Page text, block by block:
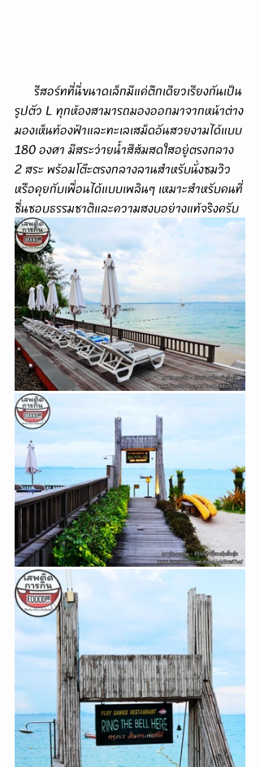
รูปตัว L ทุกห้องสามารถมองออกมาจากหน้าต่าง
มองเห็นท้องฟ้าและทะเลเสม็ดอันสวยงามได้แบบ
180 องศา มีสระว่ายน้ำสีส้มสดใสอยู่ตรงกลาง
2 สระ พร้อมโต๊ะตรงกลางลานสำหรับนั่งชมวิว
หรือคุยกับเพื่อนได้แบบเพลินๆ เหมาะสำหรับคนที่
ชื่นชอบธรรมชาติและความสงบอย่างแท้จริงครับ